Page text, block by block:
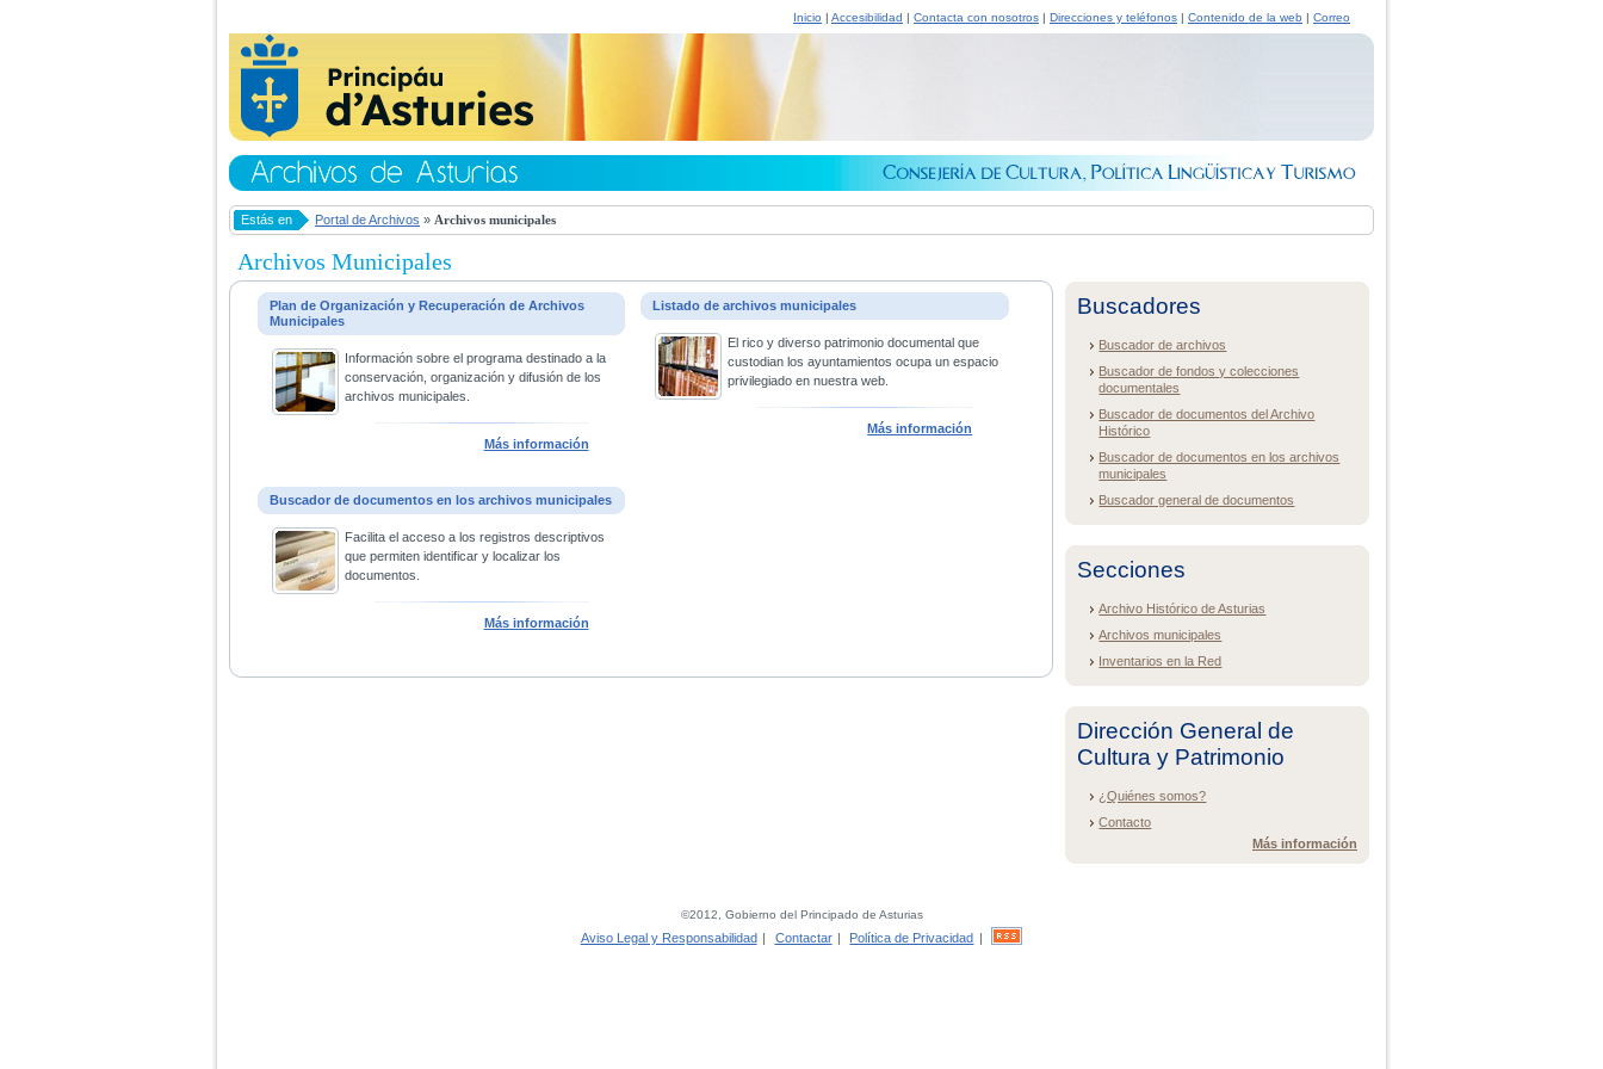
Inicio | Accesibilidad | Contacta con nosotros | Direcciones y teléfonos | Contenido de la web | Correo
Estás en Portal de Archivos » Archivos municipales
Archivos Municipales
Plan de Organización y Recuperación de Archivos
Municipales
Información sobre el programa destinado a la
conservación, organización y difusión de los
archivos municipales.
Más información
Listado de archivos municipales
El rico y diverso patrimonio documental que
custodian los ayuntamientos ocupa un espacio
privilegiado en nuestra web.
Más información
Buscador de documentos en los archivos municipales
Facilita el acceso a los registros descriptivos
que permiten identificar y localizar los
documentos.
Más información
Buscadores
Buscador de archivos
Buscador de fondos y colecciones
documentales
Buscador de documentos del Archivo
Histórico
Buscador de documentos en los archivos
municipales
Buscador general de documentos
Secciones
Archivo Histórico de Asturias
Archivos municipales
Inventarios en la Red
Dirección General de
Cultura y Patrimonio
¿Quiénes somos?
Contacto
Más información
©2012, Gobierno del Principado de Asturias
Aviso Legal y Responsabilidad | Contactar | Política de Privacidad |